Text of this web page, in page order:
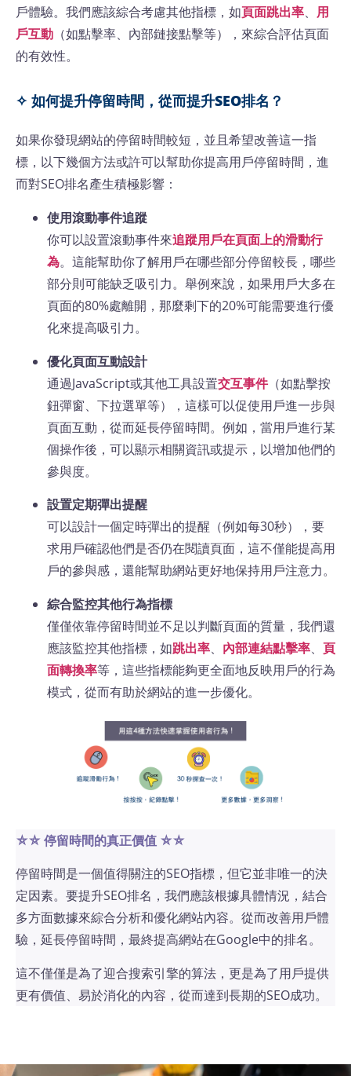
戶體驗。我們應該綜合考慮其他指標，如頁面跳出率、 用
戶互動 （如點擊率、內部鏈接點擊等），來綜合評估頁面
的有效性。
✧ 如何提升停留時間，從而提升SEO排名？
如果你發現網站的停留時間較短，並且希望改善這一指
標，以下幾個方法或許可以幫助你提高用戶停留時間，進
而對SEO排名產生積極影響：
使用滾動事件追蹤
你可以設置滾動事件來追蹤用戶在頁面上的滑動行
為。這能幫助你了解用戶在哪些部分停留較長，哪些
部分則可能缺乏吸引力。舉例來說，如果用戶大多在
頁面的80%處離開，那麼剩下的20%可能需要進行優
化來提高吸引力。
優化頁面互動設計
通過JavaScript或其他工具設置交互事件（如點擊按
鈕彈窗、下拉選單等），這樣可以促使用戶進一步與
頁面互動，從而延長停留時間。例如，當用戶進行某
個操作後，可以顯示相關資訊或提示，以增加他們的
參與度。
設置定期彈出提醒
可以設計一個定時彈出的提醒（例如每30秒），要
求用戶確認他們是否仍在閱讀頁面，這不僅能提高用
戶的參與感，還能幫助網站更好地保持用戶注意力。
綜合監控其他行為指標
僅僅依靠停留時間並不足以判斷頁面的質量，我們還
應該監控其他指標，如跳出率、 內部連結點擊率、 頁
面轉換率等，這些指標能夠更全面地反映用戶的行為
模式，從而有助於網站的進一步優化。
⛤⛤ 停留時間的真正價值 ⛤⛤
停留時間是一個值得關注的SEO指標，但它並非唯一的決
定因素。要提升SEO排名，我們應該根據具體情況，結合
多方面數據來綜合分析和優化網站內容。從而改善用戶體
驗，延長停留時間，最終提高網站在Google中的排名。
這不僅僅是為了迎合搜索引擎的算法，更是為了用戶提供
更有價值、易於消化的內容，從而達到長期的SEO成功。